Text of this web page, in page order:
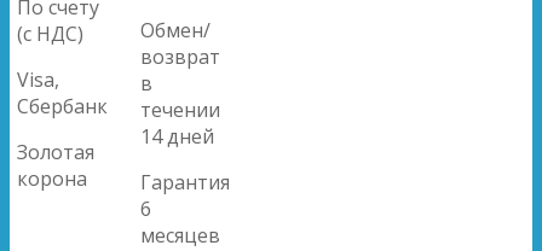
По счету
(с НДС)
Visa,
Сбербанк
Золотая
корона
Обмен/
возврат
в
течении
14 дней
Гарантия
6
месяцев